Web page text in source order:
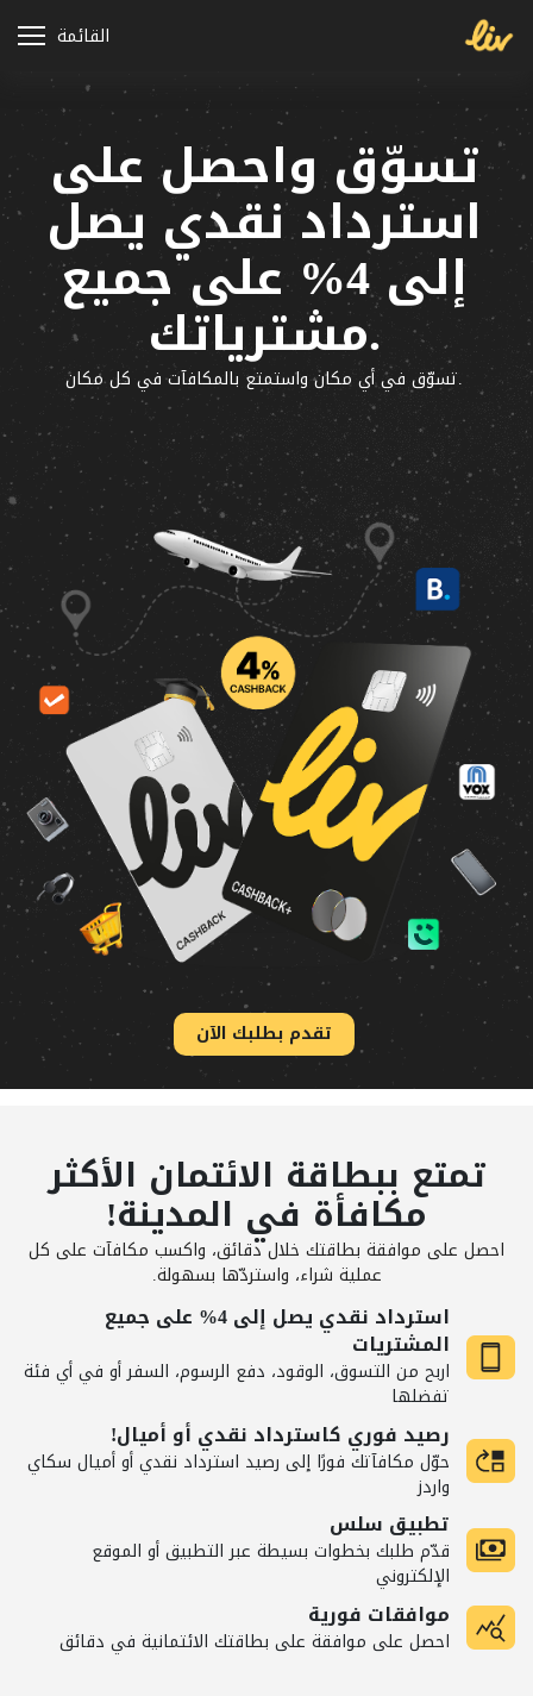
القائمة
تسوّق واحصل على
استرداد نقدي يصل
إلى 4% على جميع
مشترياتك. تسوّق في أي مكان واستمتع بالمكافآت في كل مكان.
تقدم بطلبك الآن
تمتع ببطاقة الائتمان الأكثر
مكافأة في المدينة!
احصل على موافقة بطاقتك خلال دقائق، واكسب مكافآت على كل
عملية شراء، واستردّها بسهولة.
استرداد نقدي يصل إلى 4% على جميع
المشتريات
اربح من التسوق، الوقود، دفع الرسوم، السفر أو في أي فئة
تفضلها
رصيد فوري كاسترداد نقدي أو أميال!
حوّل مكافآتك فورًا إلى رصيد استرداد نقدي أو أميال سكاي
واردز
تطبيق سلس
قدّم طلبك بخطوات بسيطة عبر التطبيق أو الموقع
الإلكتروني
موافقات فورية
احصل على موافقة على بطاقتك الائتمانية في دقائق